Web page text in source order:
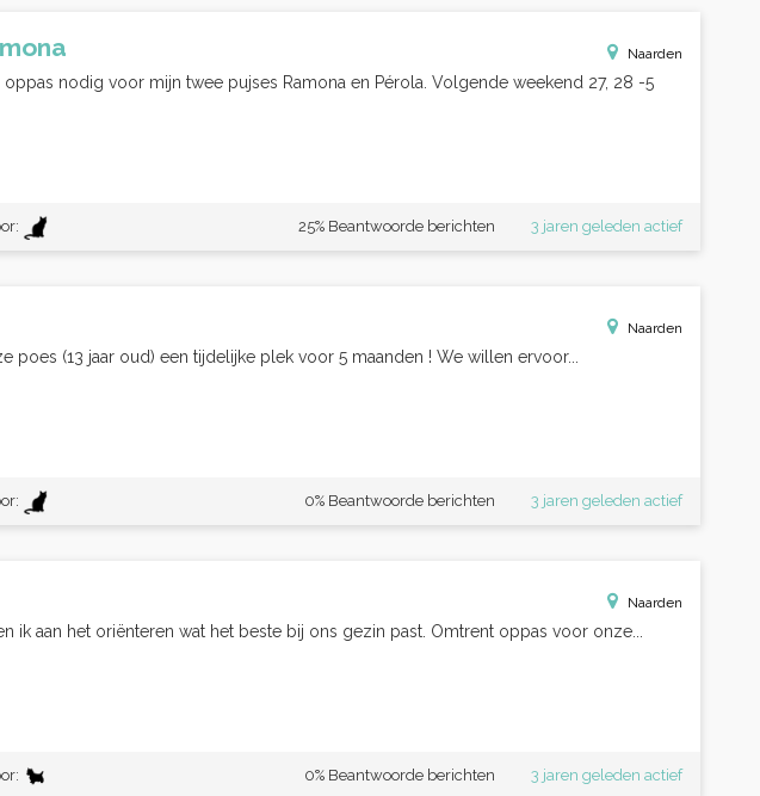
Naarden
nodig voor mijn twee pujses Ramona en Pérola. Volgende weekend 27, 28 -5
3 jaren geleden actief
25% Beantwoorde berichten
Naarden
poes (13 jaar oud) een tijdelijke plek voor 5 maanden ! We willen ervoor...
3 jaren geleden actief
0% Beantwoorde berichten
Naarden
ik aan het oriënteren wat het beste bij ons gezin past. Omtrent oppas voor onze...
3 jaren geleden actief
0% Beantwoorde berichten